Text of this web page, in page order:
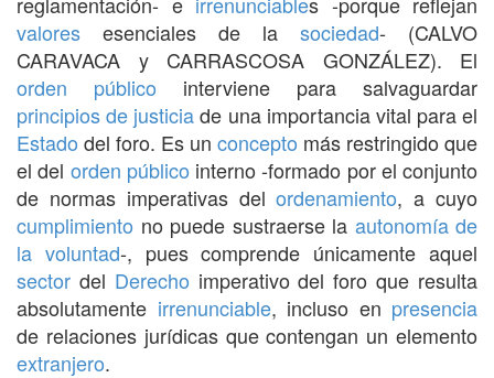
valores esenciales de la sociedad- (CALVO
CARAVACA y CARRASCOSA GONZÁLEZ). El
orden público interviene para salvaguardar
principios de justiciade una importancia vital para el
Estado del foro. Es un concepto más restringido que
el del orden público interno -formado por el conjunto
de normas imperativas delordenamiento, a cuyo
cumplimiento no puede sustraerse la autonomía de
la voluntad-, pues comprende únicamente aquel
sector del Derecho imperativo del foro que resulta
absolutamente irrenunciable, incluso en presencia
de relaciones jurídicas que contengan un elemento
extranjero.